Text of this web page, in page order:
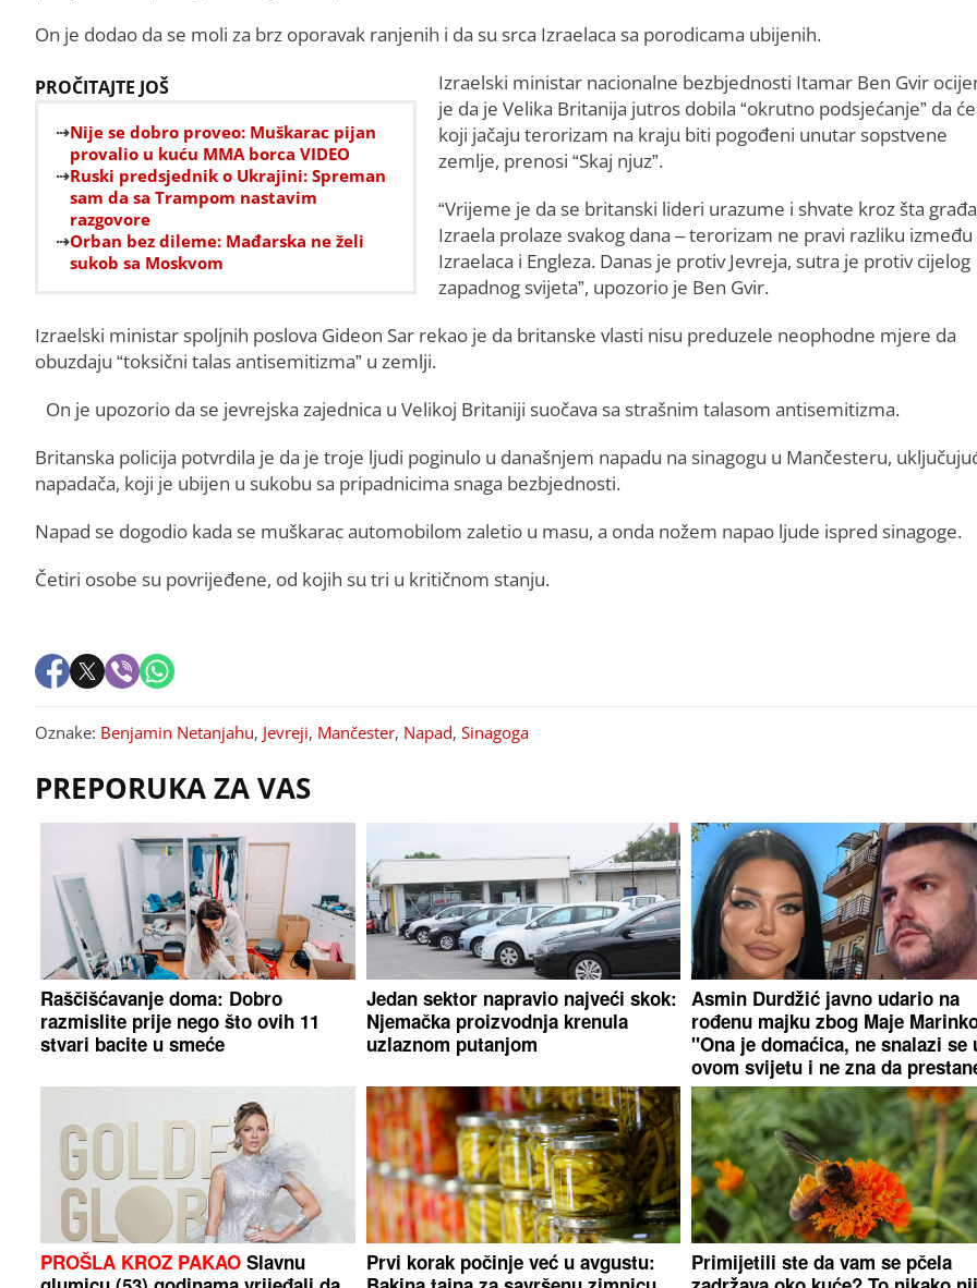
On je dodao da se moli za brz oporavak ranjenih i da su srca Izraelaca sa porodicama ubijenih.
PROČITAJTE JOŠ
Nije se dobro proveo: Muškarac pijan
provalio u kuću MMA borca VIDEO
Ruski predsjednik o Ukrajini: Spreman
sam da sa Trampom nastavim
razgovore
Orban bez dileme: Mađarska ne želi
sukob sa Moskvom
Izraelski ministar nacionalne bezbjednosti Itamar Ben Gvir
je da je Velika Britanija jutros dobila “okrutno podsjećanje” da
koji jačaju terorizam na kraju biti pogođeni unutar sopstvene
zemlje, prenosi “Skaj njuz”.
“Vrijeme je da se britanski lideri urazume i shvate kroz šta
Izraela prolaze svakog dana – terorizam ne pravi razliku između
Izraelaca i Engleza. Danas je protiv Jevreja, sutra je protiv cijelog
zapadnog svijeta”, upozorio je Ben Gvir.
Izraelski ministar spoljnih poslova Gideon Sar rekao je da britanske vlasti nisu preduzele neophodne mjere da
obuzdaju “toksični talas antisemitizma” u zemlji.
On je upozorio da se jevrejska zajednica u Velikoj Britaniji suočava sa strašnim talasom antisemitizma.
Britanska policija potvrdila je da je troje ljudi poginulo u današnjem napadu na sinagogu u Mančesteru,
napadača, koji je ubijen u sukobu sa pripadnicima snaga bezbjednosti.
Napad se dogodio kada se muškarac automobilom zaletio u masu, a onda nožem napao ljude ispred sinagoge.
Četiri osobe su povrijeđene, od kojih su tri u kritičnom stanju.
Oznake: Benjamin Netanjahu, Jevreji, Mančester, Napad, Sinagoga
PREPORUKA ZA VAS
Raščišćavanje doma: Dobro
razmislite prije nego što ovih 11
stvari bacite u smeće
Jedan sektor napravio najveći skok:
Njemačka proizvodnja krenula
uzlaznom putanjom
Asmin Durdžić javno udario na
rođenu majku zbog Maje
"Ona je domaćica, ne snalazi se
ovom svijetu i ne zna da
PROŠLA KROZ PAKAO Slavnu
Prvi korak počinje već u avgustu:
Primijetili ste da vam se pčela